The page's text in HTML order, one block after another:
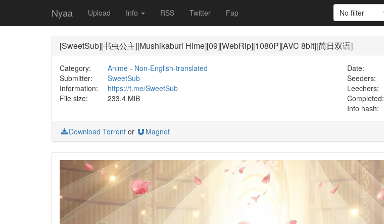
Nyaa Upload Info RSS Twitter Fap No filter
[SweetSub][书虫公主][Mushikaburi Hime][09][WebRip][1080P][AVC 8bit][简日双语]
Category: Anime- Non-English-translated Date:
Submitter:
SweetSub Seeders:
Information:
https://t.me/SweetSub Leechers:
File size:
233.4 MiB Completed:
Info hash:
Download Torrent or Magnet